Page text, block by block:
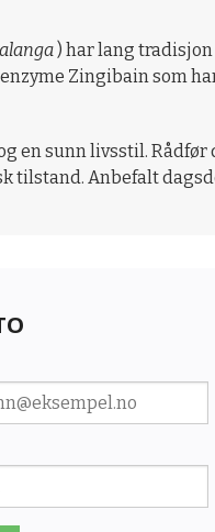
) har lang
Zingibain som
en sunn livsstil.
Anbefalt